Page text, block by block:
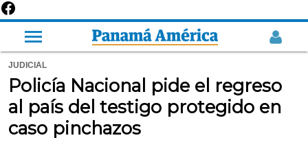
JUDICIAL
Policía Nacional pide el regreso
al país del testigo protegido en
caso pinchazos